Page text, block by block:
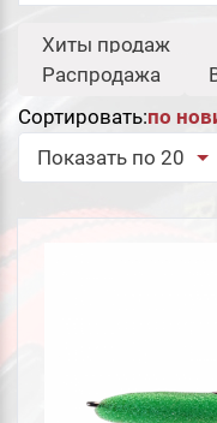
Серия:
Свернуть
Хиты продаж
Распродажа
Сортировать:по
Показать по 20